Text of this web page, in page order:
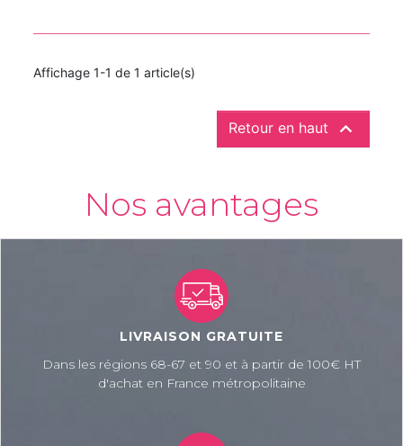
Affichage 1-1 de 1 article(s)
Retour en haut 
Nos avantages
LIVRAISON GRATUITE
Dans les régions 68-67 et 90 et à partir de 100€ HT
d'achat en France métropolitaine